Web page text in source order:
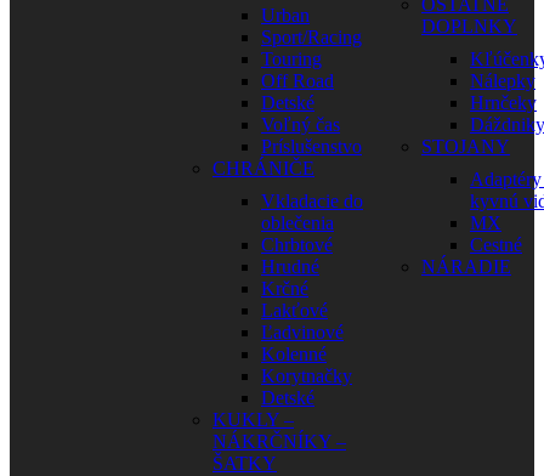
Urban
Sport/Racing
Touring
Off Road
Detské
Voľný čas
Príslušenstvo
CHRÁNIČE
Vkladacie do
oblečenia
Chrbtové
Hrudné
Krčné
Lakťové
Ľadvinové
Kolenné
Korytnačky
Detské
KUKLY –
NÁKRČNÍKY –
ŠATKY
OSTATNÉ
DOPLNKY
Nálepky
Hrnčeky
Dáždniky
STOJANY
kyvnú
MX
Cestné
NÁRADIE